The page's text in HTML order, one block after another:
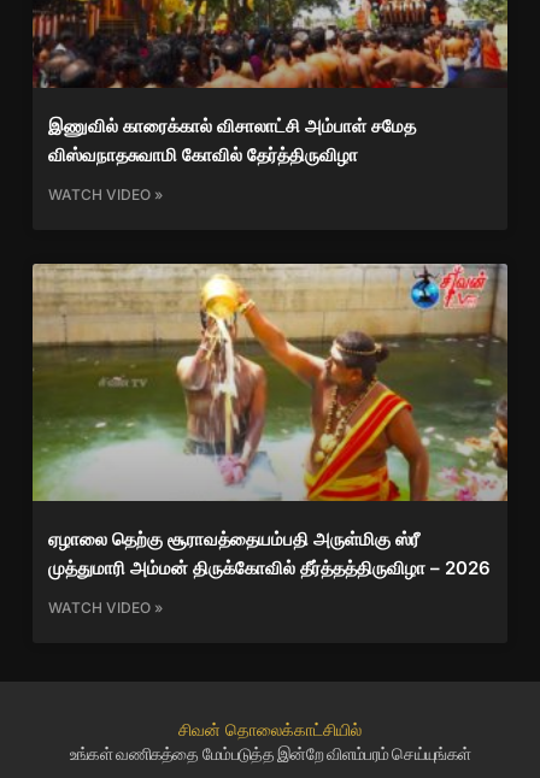
இணுவில் காரைக்கால் விசாலாட்சி அம்பாள் சமேத
விஸ்வநாதசுவாமி கோவில் தேர்த்திருவிழா
WATCH VIDEO »
ஏழாலை தெற்கு சூராவத்தையம்பதி அருள்மிகு ஸ்ரீ
முத்துமாரி அம்மன் திருக்கோவில் தீர்த்தத்திருவிழா – 2026
WATCH VIDEO »
சிவன் தொலைக்காட்சியில்
உங்கள் வணிகத்தை மேம்படுத்த இன்றே விளம்பரம் செய்யுங்கள்